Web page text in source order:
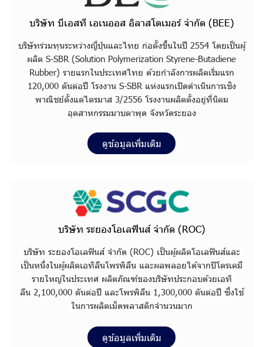
บริษัท บีเอสที เอเนออส อิลาสโตเมอร์ จำกัด (BEE)
บริษัทร่วมทุนระหว่างญี่ปุ่นและไทย ก่อตั้งขึ้นในปี 2554 โดยเป็นผู้
ผลิต S-SBR (Solution Polymerization Styrene-Butadiene
Rubber) รายแรกในประเทศไทย ด้วยกำลังการผลิตเริ่มแรก
1 20,000 ตันต่อปี โรงงาน S-SBR แห่งแรกเปิดดำเนินการเชิง
พาณิชย์ตั้งแต่ไตรมาส 3/2556 โรงงานผลิตตั้งอยู่ที่นิคม
อุตสาหกรรมมาบตาพุด จังหวัดระยอง
ดูข้อมูลเพิ่มเติม
บริษัท ระยองโอเลฟินส์ จำกัด (ROC)
บริษัท ระยองโอเลฟินส์ จำกัด (ROC) เป็นผู้ผลิตโอเลฟินส์และ
เป็นหนึ่งในผู้ผลิตเอทิลีนโพรพิลีน และผลพลอยได้จากปิโตรเคมี
รายใหญ่ในประเทศ ผลิตภัณฑ์ของบริษัทประกอบด้วยเอทิ
ลีน 2,100,000 ตันต่อปี และโพรพิลีน 1,300,000 ตันต่อปี ซึ่งใช้
ในการผลิตเม็ดพลาสติกจำนวนมาก
ดูข้อมูลเพิ่มเติม